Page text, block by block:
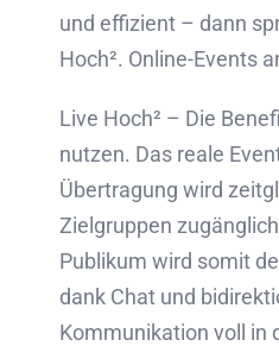
und effizient – dann
Hoch². Online-Events
Live Hoch² – Die
nutzen. Das reale
Übertragung wird
Zielgruppen
Publikum wird somit
dank Chat und
Kommunikation voll in